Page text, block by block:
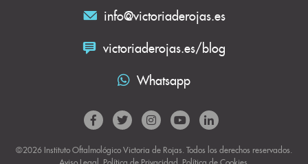
info@victoriaderojas.es
victoriaderojas.es/blog
Whatsapp
©2026 Instituto Oftalmológico Victoria de Rojas. Todos los derechos reservados.